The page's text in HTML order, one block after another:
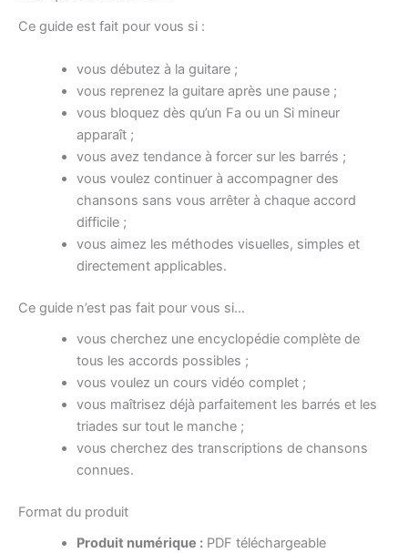
Ce guide est fait pour vous si :
vous débutez à la guitare ;
vous reprenez la guitare après une pause ;
vous bloquez dès qu’un Fa ou un Si mineur
apparaît ;
vous avez tendance à forcer sur les barrés ;
vous voulez continuer à accompagner des
chansons sans vous arrêter à chaque accord
difficile ;
vous aimez les méthodes visuelles, simples et
directement applicables.
Ce guide n’est pas fait pour vous si…
vous cherchez une encyclopédie complète de
tous les accords possibles ;
vous voulez un cours vidéo complet ;
vous maîtrisez déjà parfaitement les barrés et les
triades sur tout le manche ;
vous cherchez des transcriptions de chansons
connues.
Format du produit
Produit numérique :PDF téléchargeable